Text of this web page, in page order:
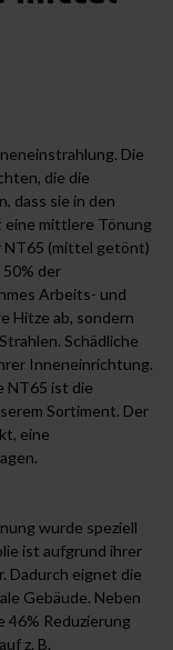
Die
die die
dass sie in den
eine mittlere Tönung
NT65 (mittel getönt)
der
Arbeits- und
Hitze ab, sondern
Schädliche
Inneneinrichtung.
NT65 ist die
Sortiment. Der
eine
wurde speziell
ist aufgrund ihrer
Dadurch eignet die
Gebäude. Neben
46% Reduzierung
z. B.